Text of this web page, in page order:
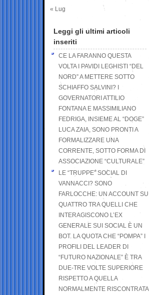
« Lug
Leggi gli ultimi articoli
inseriti
CE LA FARANNO QUESTA
VOLTA I PAVIDI LEGHISTI “DEL
NORD” A METTERE SOTTO
SCHIAFFO SALVINI? I
GOVERNATORI ATTILIO
FONTANA E MASSIMILIANO
FEDRIGA, INSIEME AL “DOGE”
LUCA ZAIA, SONO PRONTI A
FORMALIZZARE UNA
CORRENTE, SOTTO FORMA DI
ASSOCIAZIONE “CULTURALE”
LE “TRUPPE” SOCIAL DI
VANNACCI? SONO
FARLOCCHE: UN ACCOUNT SU
QUATTRO TRA QUELLI CHE
INTERAGISCONO L’EX
GENERALE SUI SOCIAL È UN
BOT. LA QUOTA CHE “POMPA” I
PROFILI DEL LEADER DI
“FUTURO NAZIONALE” È TRA
DUE-TRE VOLTE SUPERIORE
RISPETTO A QUELLA
NORMALMENTE RISCONTRATA